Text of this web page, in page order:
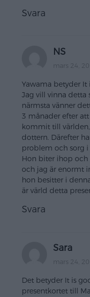
Svara
NS
mars 24,
Yawama betyder It
Jag vill vinna detta
närmsta vänner
3 månader efter
kommit till
dottern. Därefter
problem och sorg i
Hon biter ihop
och jag är enormt
hon besitter i
är värld detta
Svara
Sara
mars 24,
Det betyder It is
presentkortet till